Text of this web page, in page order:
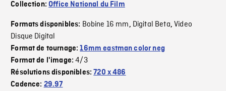
Collection:Office National du Film
Formats disponibles: Bobine 16 mm, Digital Beta,Video
Disque Digital
Format de tournage:16mm eastman color neg
Format de l'image:4/3
Résolutions disponibles:720 x 486
Cadence: 29.97